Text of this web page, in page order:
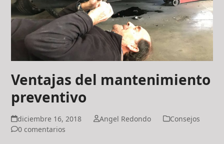
Ventajas del mantenimiento
preventivo
diciembre 16, 2018 Angel Redondo
Consejos
0 comentarios